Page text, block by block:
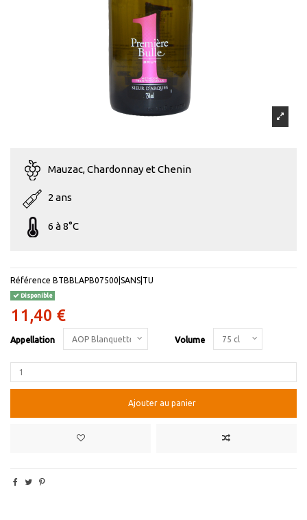
Mauzac, Chardonnay et Chenin
2 ans
6 à 8°C
Référence BTBBLAPB07500|SANS|TU
Disponible
11,40 €
Appellation Volume
Ajouter au panier